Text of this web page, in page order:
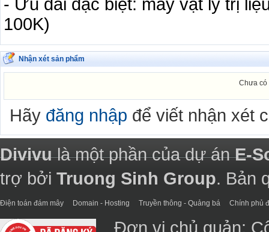
- Ưu đãi đặc biệt: máy vật lý trị
100K)
Nhận xét sản phẩm
Chưa có
Hãy đăng nhập để viết nhận xét
Divivulà một phần của dự ánE-
trợ bởi Truong Sinh Group. Bản
Điện toán đám mây Domain - Hosting Truyền thông - Quảng bá Chính phủ
Đơn vị chủ quản: